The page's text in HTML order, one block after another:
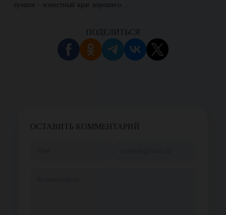
лучшее – известный враг хорошего…
ПОДЕЛИТЬСЯ
ОСТАВИТЬ КОММЕНТАРИЙ